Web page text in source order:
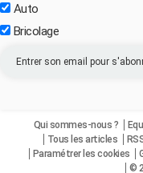
Auto
Bricolage
Qui sommes-nous ?
Tous les articles
Paramétrer les cookies
©